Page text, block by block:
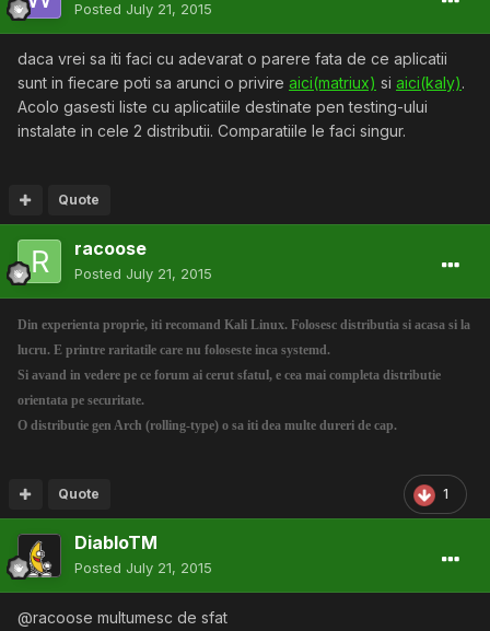
Posted July 21, 2015
daca vrei sa iti faci cu adevarat o parere fata de ce aplicatii
sunt in fiecare poti sa arunci o privire aici(matriux) si aici(kaly).
Acolo gasesti liste cu aplicatiile destinate pen testing-ului
instalate in cele 2 distributii. Comparatiile le faci singur.
Quote
racoose
Posted July 21, 2015
Din experienta proprie, iti recomand Kali Linux. Folosesc distributia si acasa si la
lucru. E printre raritatile care nu foloseste inca systemd.
Si avand in vedere pe ce forum ai cerut sfatul, e cea mai completa distributie
orientata pe securitate.
O distributie gen Arch (rolling-type) o sa iti dea multe dureri de cap.
1
Quote
DiabloTM
Posted July 21, 2015
@racoose multumesc de sfat